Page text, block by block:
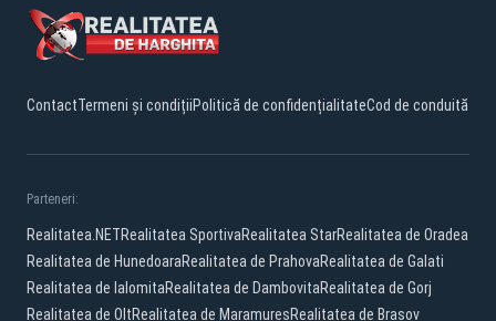
ContactTermeni și condițiiPolitică de confidențialitateCod de conduită
Parteneri:
Realitatea.NETRealitatea SportivaRealitatea StarRealitatea de Oradea
Realitatea de HunedoaraRealitatea de PrahovaRealitatea de Galati
Realitatea de IalomitaRealitatea de DambovitaRealitatea de Gorj
Realitatea de OltRealitatea de MaramuresRealitatea de Brasov